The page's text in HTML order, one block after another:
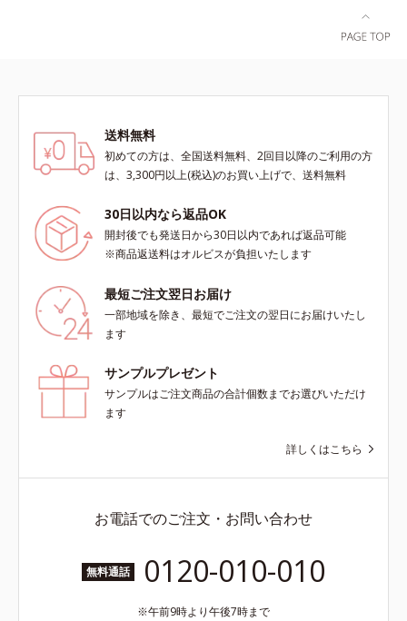
送料無料
初めての方は、全国送料無料、2回目以降のご利用の方
は、3,300円以上(税込)のお買い上げで、送料無料
30日以内なら返品OK
開封後でも発送日から30日以内であれば返品可能
※商品返送料はオルビスが負担いたします
最短ご注文翌日お届け
一部地域を除き、最短でご注文の翌日にお届けいたし
ます
サンプルプレゼント
サンプルはご注文商品の合計個数までお選びいただけ
ます
詳しくはこちら
お電話でのご注文・お問い合わせ
無料通話 0120-010-010
午前9時より午後7時まで